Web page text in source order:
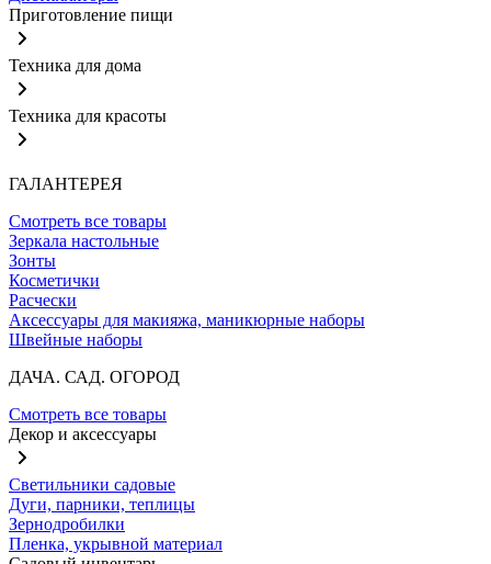
Приготовление пищи
Техника для дома
Техника для красоты
ГАЛАНТЕРЕЯ
Смотреть все товары
Зеркала настольные
Зонты
Косметички
Расчески
Аксессуары для макияжа, маникюрные наборы
Швейные наборы
ДАЧА. САД. ОГОРОД
Смотреть все товары
Декор и аксессуары
Светильники садовые
Дуги, парники, теплицы
Зернодробилки
Пленка, укрывной материал